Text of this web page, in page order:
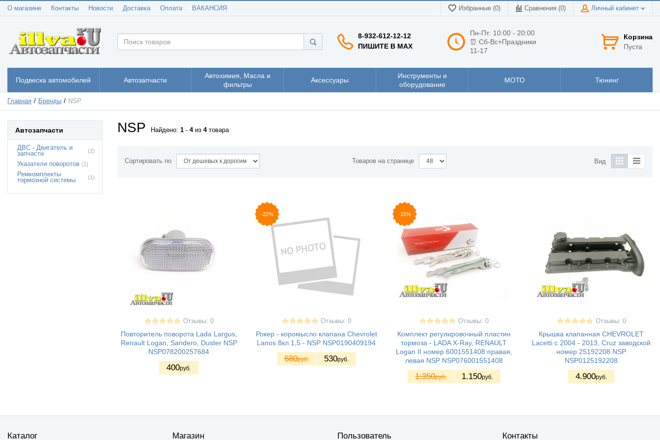
О магазине Контакты Новости Доставка Оплата ВАКАНСИЯ Избранные (0) Сравнения (0) Личный кабинет
8-932-612-12-12
ПИШИТЕ В MAX
Пн-Пт: 10:00 - 20:00
⏰ Сб-Вс+Праздники
11-17
Корзина
Пуста
Подвеска автомобилей Автозапчасти
Автохимия, Масла и
фильтры
Аксессуары
Инструменты и
оборудование
МОТО Тюнинг
Главная Бренды NSP
Автозапчасти
ДВС - Двигатель и
запчасти
(2)
Указатели поворотов (1)
Ремкомплекты
тормозной системы
(1)
NSP Найдено: 1 - 4из 4товара
Сортировать по Товаров на странице Вид
Отзывы: 0
Повторитель поворота Lada Largus,
Renault Logan, Sandero, Duster NSP
NSP078200257684
400руб.
-22%
Отзывы: 0
Рокер - коромысло клапана Chevrolet
Lanos 8кл 1,5 - NSP NSP0190409194
680руб. 530руб.
-15%
Отзывы: 0
Комплект регулировочный пластин
тормоза - LADA X-Ray, RENAULT
Logan II номер 6001551408 правая,
левая NSP NSP076001551408
1.350руб. 1.150руб.
Отзывы: 0
Крышка клапанная CHEVROLET
Lacetti с 2004 - 2013, Cruz заводской
номер 25192208 NSP
NSP0125192208
4.900руб.
Каталог Магазин Пользователь Контакты